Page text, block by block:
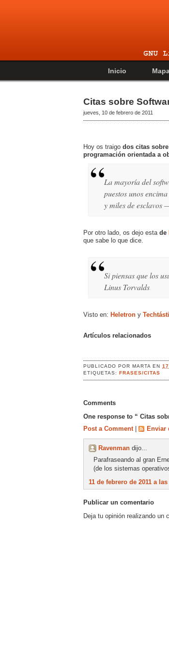
Inicio
Citas sobre
jueves, 10 de febrero de 2011
Hoy os traigo dos citas
programación orientada a
La mayoría del
puestos unos
y miles de esclavos
Por otro lado, os dejo esta de
que sabe lo que dice.
Si piensas que los
Linus Torvalds
Visto en: Heletron y
Artículos relacionados
PUBLICADO PORMARTAEN
ETIQUETAS:FRASES/CITAS
Comments
One response to “ Citas
Post a Comment
Enviar
Ravenman dijo...
Parafraseando al gran
(de los sistemas
11 de febrero de 2011 a las
Publicar un comentario
Deja tu opinión realizando un